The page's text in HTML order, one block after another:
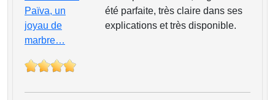
Païva, un
joyau de
marbre…
été parfaite, très claire dans ses
explications et très disponible.